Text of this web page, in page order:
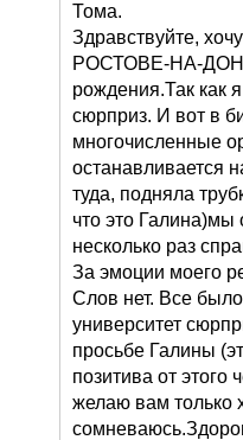
Тома.
Здравствуйте,
РОСТОВЕ-НА-ДОНУ.
рождения.Так как
сюрприз. И вот в
многочисленные
останавливается
туда, подняла
что это Галина)мы
несколько раз
За эмоции моего
Слов нет. Все
университет
просьбе Галины
позитива от этого
желаю вам только